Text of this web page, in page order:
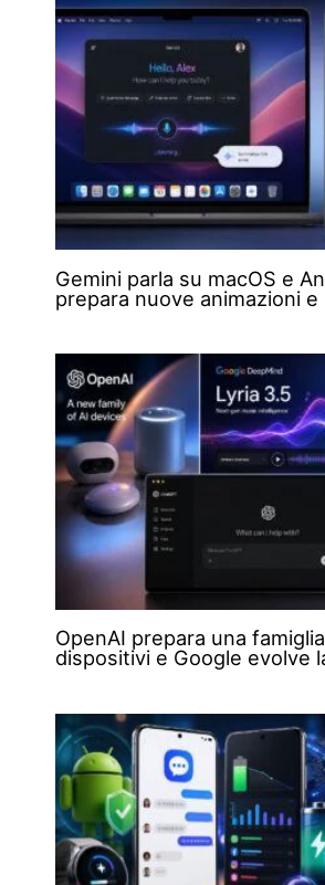
Gemini parla su macOS e
prepara nuove animazioni
OpenAI prepara una
dispositivi e Google evolve